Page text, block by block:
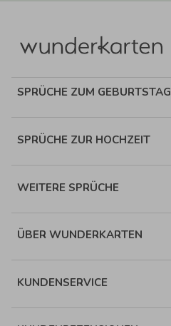
SPRÜCHE ZUM GEBURTSTAG
SPRÜCHE ZUR HOCHZEIT
WEITERE SPRÜCHE
ÜBER WUNDERKARTEN
KUNDENSERVICE